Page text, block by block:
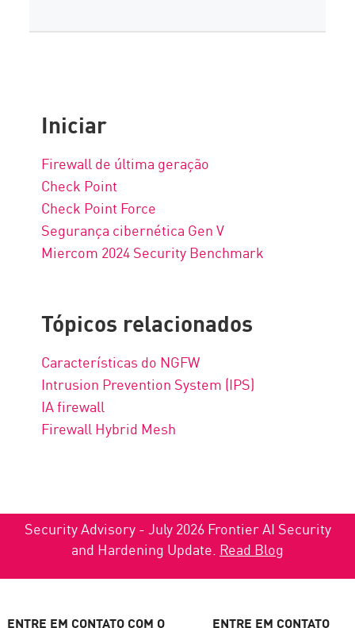
Iniciar
Firewall de última geração
Check Point
Check Point Force
Segurança cibernética Gen V
Miercom 2024 Security Benchmark
Tópicos relacionados
Características do NGFW
Intrusion Prevention System (IPS)
IA firewall
Firewall Hybrid Mesh
Security Advisory - July 2026 Frontier AI Security
and Hardening Update. Read Blog
ENTRE EM CONTATO COM O
ENTRE EM CONTATO